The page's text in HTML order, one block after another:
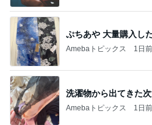
ぷちあや 大量購入し
Amebaトピックス 1日前
洗濯物から出てきた
Amebaトピックス 1日前